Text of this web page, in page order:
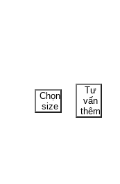
Chọn
size
Tư
vấn
thêm